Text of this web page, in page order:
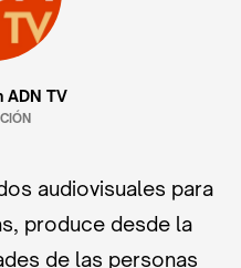
ADN TV
audiovisuales para
produce desde la
de las personas